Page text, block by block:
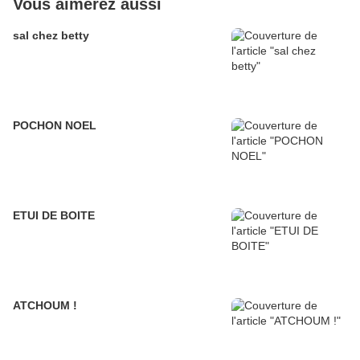
Vous aimerez aussi
sal chez betty
POCHON NOEL
ETUI DE BOITE
ATCHOUM !